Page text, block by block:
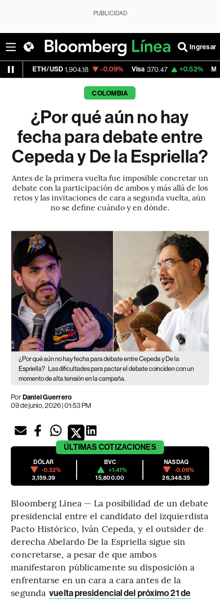
PUBLICIDAD
Ingresar
1,904.18 -0.09% Visa 370.47 +0.52%
COLOMBIA
¿Por qué aún no hay
fecha para debate entre
Cepeda y De la Espriella?
Antes de la primera vuelta fue imposible concretar un
debate con la participación de ambos y más allá de los
retos y las invitaciones de cara a segunda vuelta, aún
no se define cuándo y en dónde.
¿Por qué aún no hay fecha para debate entre Cepeda y De la
Espriella?
Las dificultades para pactar el debate coinciden con un
momento de alta tensión en la campaña.
PorDaniel Guerrero
09 de junio, 2026 | 01:53 PM
ÚLTIMAS COTIZACIONES
DÓLAR
-0.52%
3,159.39
BVC
+1.41%
15,800.00
NASDAQ
-0.06%
26,348.35
Bloomberg Línea — La posibilidad de un debate
presidencial entre el candidato del izquierdista
Pacto Histórico, Iván Cepeda, y el outsider de
derecha Abelardo De la Espriella sigue sin
concretarse, a pesar de que ambos
manifestaron públicamente su disposición a
enfrentarse en un cara a cara antes de la
segunda vuelta presidencial del próximo 21 de